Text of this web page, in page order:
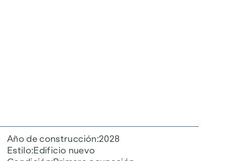
Año de construcción 2028
Estilo Edificio nuevo